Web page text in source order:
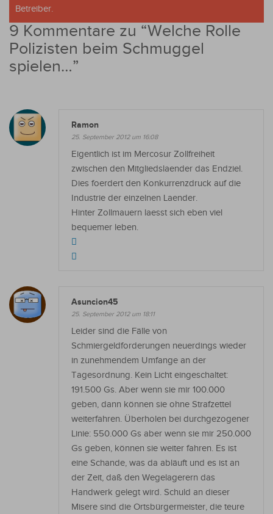
Betreiber.
9 Kommentare zu “Welche Rolle
Polizisten beim Schmuggel
spielen…”
Ramon
25. September 2012 um 16:08
Eigentlich ist im Mercosur Zollfreiheit
zwischen den Mitgliedslaender das Endziel.
Dies foerdert den Konkurrenzdruck auf die
Industrie der einzelnen Laender.
Hinter Zollmauern laesst sich eben viel
bequemer leben.
Asuncion45
25. September 2012 um 18:11
Leider sind die Fälle von
Schmiergeldforderungen neuerdings wieder
in zunehmendem Umfange an der
Tagesordnung. Kein Licht eingeschaltet:
191.500 Gs. Aber wenn sie mir 100.000
geben, dann können sie ohne Strafzettel
weiterfahren. Überholen bei durchgezogener
Linie: 550.000 Gs aber wenn sie mir 250.000
Gs geben, können sie weiter fahren. Es ist
eine Schande, was da abläuft und es ist an
der Zeit, daß den Wegelagerern das
Handwerk gelegt wird. Schuld an dieser
Misere sind die Ortsbürgermeister, die teure